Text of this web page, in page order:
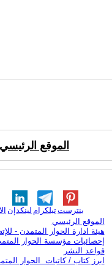
الموقع الرئيسي
لينكدإن تيلكرامبنترست
الموقع الرئيسي
هيئة ادارة الحوار المتمدن -
إحصائيات مؤسسة الحوار
قواعد النشر
ابرز كتاب / كاتبات الحوار